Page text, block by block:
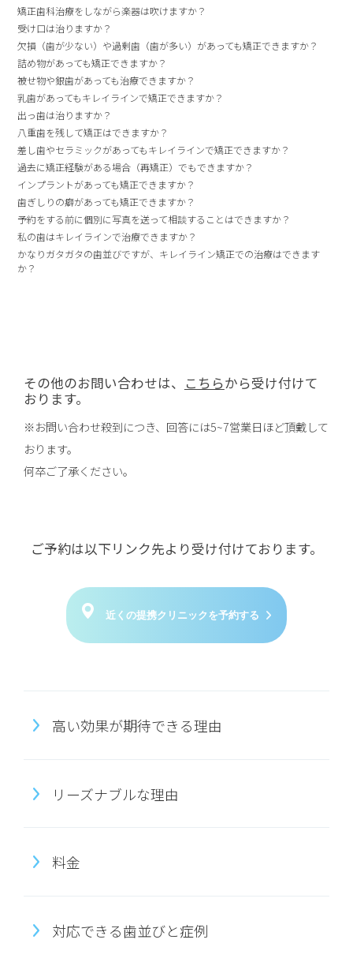
矯正歯科治療をしながら楽器は吹けますか？
受け口は治りますか？
欠損（歯が少ない）や過剰歯（歯が多い）があっても矯正できますか？
詰め物があっても矯正できますか？
被せ物や銀歯があっても治療できますか？
乳歯があってもキレイラインで矯正できますか？
出っ歯は治りますか？
八重歯を残して矯正はできますか？
差し歯やセラミックがあってもキレイラインで矯正できますか？
過去に矯正経験がある場合（再矯正）でもできますか？
インプラントがあっても矯正できますか？
歯ぎしりの癖があっても矯正できますか？
予約をする前に個別に写真を送って相談することはできますか？
私の歯はキレイラインで治療できますか？
かなりガタガタの歯並びですが、キレイライン矯正での治療はできます
か？
その他のお問い合わせは、 こちらから受け付けて
おります。
※お問い合わせ殺到につき、回答には5~7営業日ほど頂戴して
おります。
何卒ご了承ください。
ご予約は以下リンク先より受け付けております。
近くの提携クリニックを予約する
高い効果が期待できる理由
リーズナブルな理由
料金
対応できる歯並びと症例